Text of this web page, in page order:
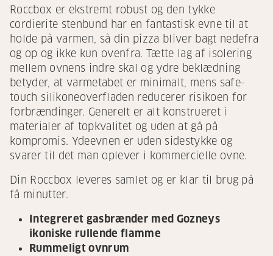
Roccbox er ekstremt robust og den tykke
cordierite stenbund har en fantastisk evne til at
holde på varmen, så din pizza bliver bagt nedefra
og op og ikke kun ovenfra. Tætte lag af isolering
mellem ovnens indre skal og ydre beklædning
betyder, at varmetabet er minimalt, mens safe-
touch silikoneoverfladen reducerer risikoen for
forbrændinger. Generelt er alt konstrueret i
materialer af topkvalitet og uden at gå på
kompromis. Ydeevnen er uden sidestykke og
svarer til det man oplever i kommercielle ovne.
Din Roccbox leveres samlet og er klar til brug på
få minutter.
Integreret gasbrænder med Gozneys
ikoniske rullende flamme
Rummeligt ovnrum